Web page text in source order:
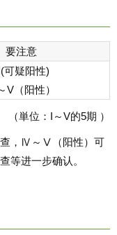
要注意
可疑阳性)
V（阳性）
（単位：I～V的5期 ）
，Ⅳ～Ⅴ（阳性）可
等进一步确认。